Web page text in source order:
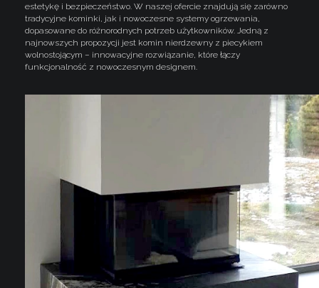
estetykę i bezpieczeństwo. W naszej ofercie znajdują się zarówno
tradycyjne kominki, jak i nowoczesne systemy ogrzewania,
dopasowane do różnorodnych potrzeb użytkowników. Jedną z
najnowszych propozycji jest komin nierdzewny z piecykiem
wolnostojącym – innowacyjne rozwiązanie, które łączy
funkcjonalność z nowoczesnym designem.